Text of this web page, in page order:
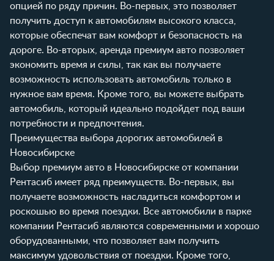
опцией по ряду причин. Во-первых, это позволяет
получить доступ к автомобилям высокого класса,
которые обеспечат вам комфорт и безопасность на
дороге. Во-вторых, аренда премиум авто позволяет
экономить время и силы, так как вы получаете
возможность использовать автомобиль только в
нужное вам время. Кроме того, вы можете выбрать
автомобиль, который идеально подойдет под ваши
потребности и предпочтения.
Преимущества выбора дорогих автомобилей в
Новосибирске
Выбор премиум авто в Новосибирске от компании
Рентасиб имеет ряд преимуществ. Во-первых, вы
получаете возможность насладиться комфортом и
роскошью во время поездки. Все автомобили в парке
компании Рентасиб являются современными и хорошо
оборудованными, что позволяет вам получить
максимум удовольствия от поездки. Кроме того,